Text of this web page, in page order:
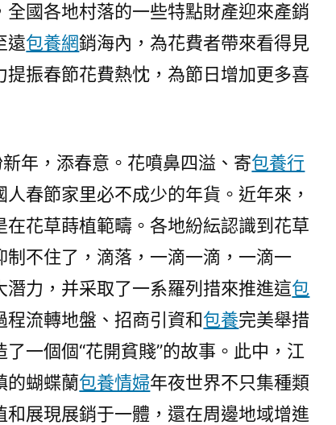
紅
覓
甜
心
燃
旺
味
意
正
濃〉
國各地村落的一些特點財產迎來產銷
遠包養網銷海內，為花費者帶來看得見
振春節花費熱忱，為節日增加更多喜
年，添春意。花噴鼻四溢、寄包養行
春節家里必不成少的年貨。近年來，
花草蒔植範疇。各地紛紜認識到花草
制不住了，滴落，一滴一滴，一滴一
力，并采取了一系羅列措來推進這包
流轉地盤、招商引資和包養完美舉措
一個個“花開貧賤”的故事。此中，江
的蝴蝶蘭包養情婦年夜世界不只集種類
展現展銷于一體，還在周邊地域增進